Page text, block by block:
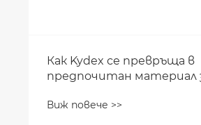
Как Kydex се превръща в
предпочитан материал
щипки с неговите
Виж повече >>